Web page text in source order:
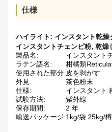
仕様
ハイライト: インスタント乾
インスタントチェンピ粉, 乾燥
製品名:
インスタント
ラテン語名:
柑橘類
使用された部分:皮を剥がす
外見:
茶色粉末
仕様:
インスタント
試験方法:
紫外線
保存期間:
2 年
輸送パッケージ:1kg/袋 25kg/樽